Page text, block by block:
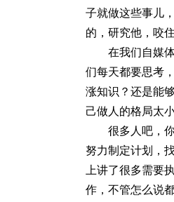
子就做这些事儿
的，研究他，咬
在我们自媒
们每天都要思考
涨知识？还是能
己做人的格局太
很多人吧，
努力制定计划，
上讲了很多需要
作，不管怎么说都